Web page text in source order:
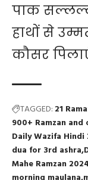
पाक
हाथों से
कौसर
TAGGED: 21
900+ Ramzan
Daily Wazifa
dua for 3rd ashra
Mahe Ramzan